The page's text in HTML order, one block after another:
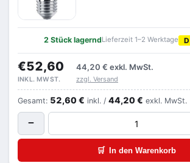
2 Stück lagerndLieferzeit 1–2 Werktage D
€52,60 44,20 € exkl. MwSt.
INKL. MWST. zzgl. Versand
Gesamt: 52,60 € inkl. / 44,20 € exkl. MwSt.
−
🛒 In den Warenkorb